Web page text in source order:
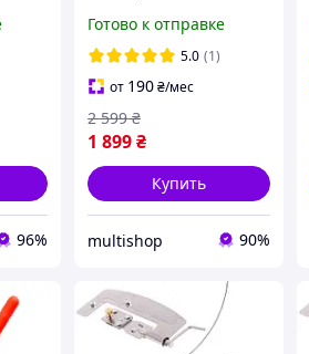
96%
коллеге комплект
удочек и снастей с
прикормкой
Готово к отправке
5.0 (1)
от 190₴/мес
1 899₴
2 599 ₴
Купить
multishop 90%